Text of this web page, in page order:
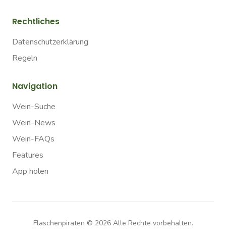
Rechtliches
Datenschutzerklärung
Regeln
Navigation
Wein-Suche
Wein-News
Wein-FAQs
Features
App holen
Flaschenpiraten © 2026Alle Rechte vorbehalten.